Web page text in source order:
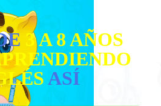
3 A 8 AÑOS
ASÍ